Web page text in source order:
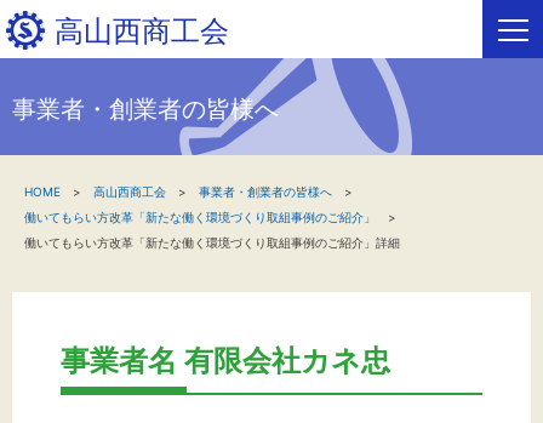
高山西商工会
新着情報
高山西商工会について
事業者・創業者の皆様へ
HOME 高山西商工会
事業者・創業者の皆様へ
働いてもらい方改革「新たな働く環境づくり取組事例のご紹介」
働いてもらい方改革「新たな働く環境づくり取組事例のご紹介」詳細
事業者名 有限会社カネ忠